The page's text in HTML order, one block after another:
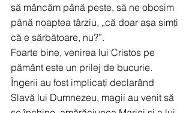
să mâncăm până peste, să ne obosim
până noaptea târziu, „că doar așa simți
că e sărbătoare, nu?”.
Foarte bine, venirea lui Cristos pe
pământ este un prilej de bucurie.
Îngerii au fost implicați declarând
Slavă lui Dumnezeu, magii au venit să